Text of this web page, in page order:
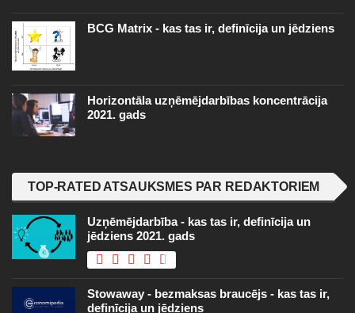
BCG Matrix - kas tas ir, definīcija un jēdziens
Horizontāla uzņēmējdarbības koncentrācija
2021. gads
TOP-RATED ATSAUKSMES PAR REDAKTORIEM
Uzņēmējdarbība - kas tas ir, definīcija un
jēdziens 2021. gads
Stowaway - bezmaksas braucējs - kas tas ir,
definīcija un jēdziens